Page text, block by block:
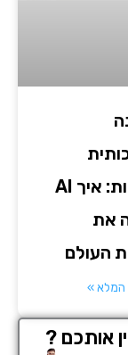
תמונות: איך AI
את
העולם
המלא »
אותכם ?